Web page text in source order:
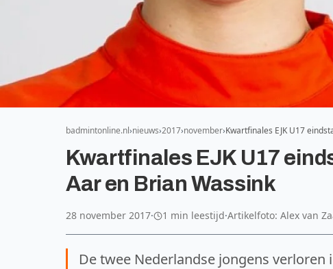
badmintonline.nl nieuws 2017 november Kwartfinales EJK U17
Kwartfinales EJK U17
Aar en Brian Wassink
28 november 2017· 1 min leestijd·Artikelfoto: Alex van
De twee Nederlandse jongens verloren